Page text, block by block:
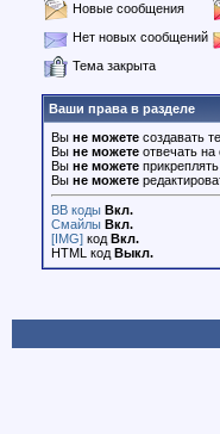
Новые сообщения
Нет новых сообщений
Тема закрыта
Ваши права в разделе
Вы не можете создавать
Вы не можете отвечать
Вы не можете
Вы не можете
BB коды Вкл.
Смайлы Вкл.
[IMG] код Вкл.
HTML код Выкл.